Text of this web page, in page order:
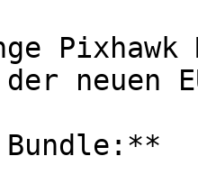
neuen